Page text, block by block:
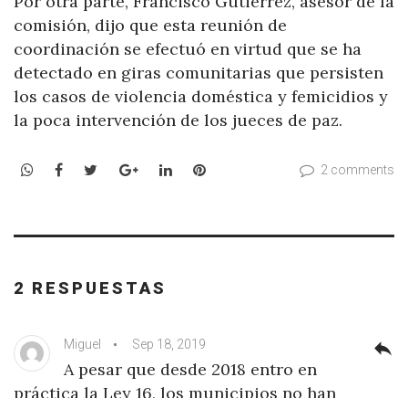
comisión, dijo que esta reunión de
coordinación se efectuó en virtud que se ha
detectado en giras comunitarias que persisten
los casos de violencia doméstica y femicidios y
la poca intervención de los jueces de paz.
WhatsApp
Facebook
TwitterGoogle+LinkedInPinterest 2 comments
2 RESPUESTAS
Miguel Sep 18, 2019
A pesar que desde 2018 entro en
práctica la Ley 16, los municipios no han
reply